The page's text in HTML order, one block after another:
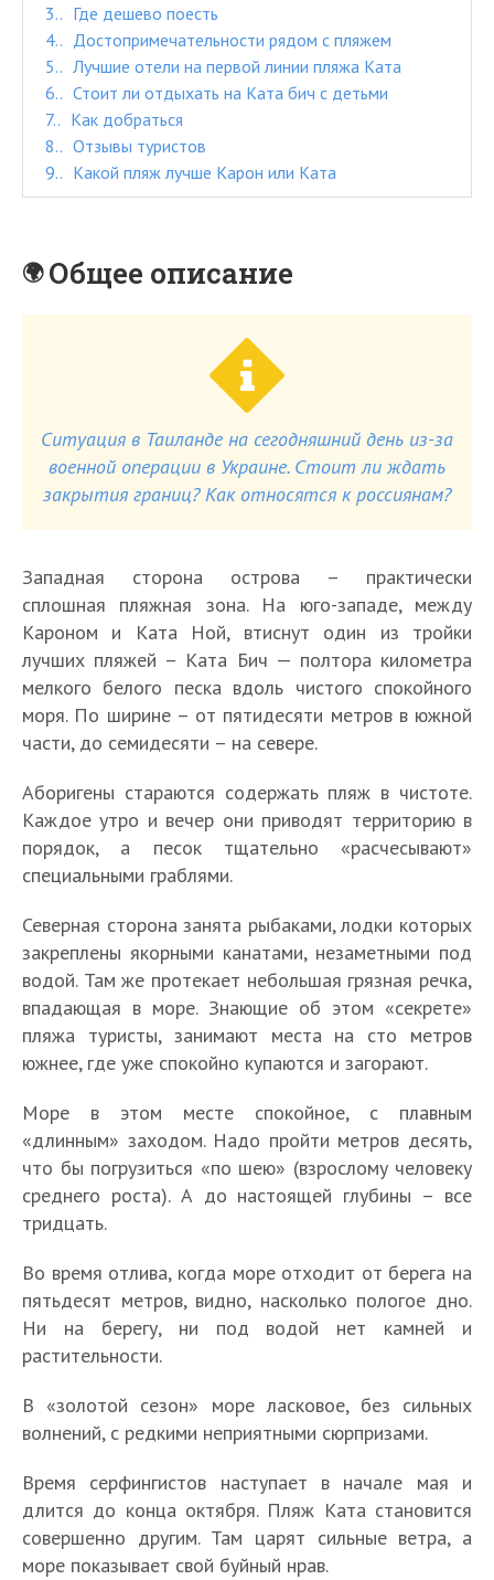
3.
Где дешево поесть
4.
Достопримечательности рядом с пляжем
5.
Лучшие отели на первой линии пляжа Ката
6.
Стоит ли отдыхать на Ката бич с детьми
7.
Как добраться
8.
Отзывы туристов
9.
Какой пляж лучше Карон или Ката
Общее описание
Ситуация в Таиланде на сегодняшний день из-за
военной операции в Украине. Стоит ли ждать
закрытия границ? Как относятся к россиянам?
Западная сторона острова – практически
сплошная пляжная зона. На юго-западе, между
Кароном и Ката Ной, втиснут один из тройки
лучших пляжей – Ката Бич — полтора километра
мелкого белого песка вдоль чистого спокойного
моря. По ширине – от пятидесяти метров в южной
части, до семидесяти – на севере.
Аборигены стараются содержать пляж в чистоте.
Каждое утро и вечер они приводят территорию в
порядок, а песок тщательно «расчесывают»
специальными граблями.
Северная сторона занята рыбаками, лодки которых
закреплены якорными канатами, незаметными под
водой. Там же протекает небольшая грязная речка,
впадающая в море. Знающие об этом «секрете»
пляжа туристы, занимают места на сто метров
южнее, где уже спокойно купаются и загорают.
Море в этом месте спокойное, с плавным
«длинным» заходом. Надо пройти метров десять,
что бы погрузиться «по шею» (взрослому человеку
среднего роста). А до настоящей глубины – все
тридцать.
Во время отлива, когда море отходит от берега на
пятьдесят метров, видно, насколько пологое дно.
Ни на берегу, ни под водой нет камней и
растительности.
В «золотой сезон» море ласковое, без сильных
волнений, с редкими неприятными сюрпризами.
Время серфингистов наступает в начале мая и
длится до конца октября. Пляж Ката становится
совершенно другим. Там царят сильные ветра, а
море показывает свой буйный нрав.